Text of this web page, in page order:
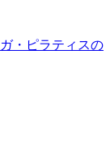
・ピラティスの